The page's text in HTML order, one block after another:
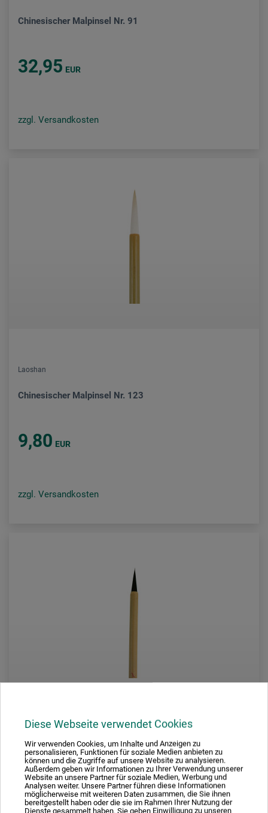
Diese Webseite verwendet Cookies
Wir verwenden Cookies, um Inhalte und Anzeigen zu
personalisieren, Funktionen für soziale Medien anbieten zu
können und die Zugriffe auf unsere Website zu analysieren.
Außerdem geben wir Informationen zu Ihrer Verwendung unserer
Website an unsere Partner für soziale Medien, Werbung und
Analysen weiter. Unsere Partner führen diese Informationen
möglicherweise mit weiteren Daten zusammen, die Sie ihnen
bereitgestellt haben oder die sie im Rahmen Ihrer Nutzung der
Dienste gesammelt haben. Sie geben Einwilligung zu unseren
Chinesischer Malpinsel Nr. 91
32,95 EUR
zzgl. Versandkosten
Laoshan
Chinesischer Malpinsel Nr. 123
9,80 EUR
zzgl. Versandkosten
Laoshan
Chinesischer Malpinsel Nr. 203